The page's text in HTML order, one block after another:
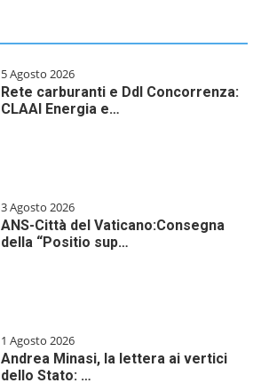
5 Agosto 2026
Rete carburanti e Ddl Concorrenza:
CLAAI Energia e…
3 Agosto 2026
ANS-Città del Vaticano:Consegna
della “Positio sup…
1 Agosto 2026
Andrea Minasi, la lettera ai vertici
dello Stato: …